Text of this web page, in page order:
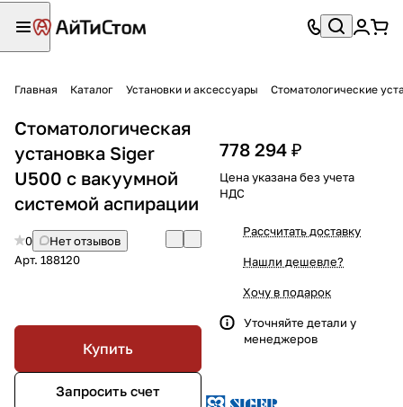
Главная Каталог Установки и аксессуары Стоматологические
Стоматологическая
установка Siger
U500 с вакуумной
системой аспирации
0
Нет отзывов
Арт. 188120
Купить
Запросить счет
778 294 ₽
Цена указана без учета
НДС
Рассчитать доставку
Нашли дешевле?
Хочу в подарок
Уточняйте детали у
менеджеров